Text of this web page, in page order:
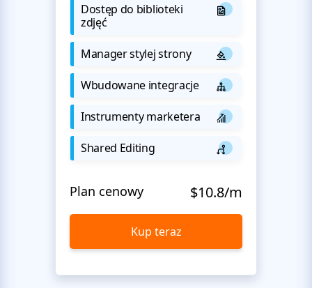
Dostęp do biblioteki
zdjęć
Manager stylej strony
Wbudowane integracje
Instrumenty marketera
Shared Editing
Plan cenowy $10.8/m
Kup teraz